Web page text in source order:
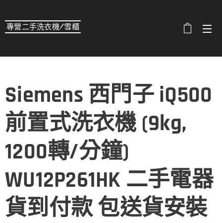
專營二手洗衣機/雪櫃
Siemens 西門子 iQ500
前置式洗衣機 (9kg,
1200轉/分鐘)
WU12P261HK 二手電器
貨到付款 包送貨安裝